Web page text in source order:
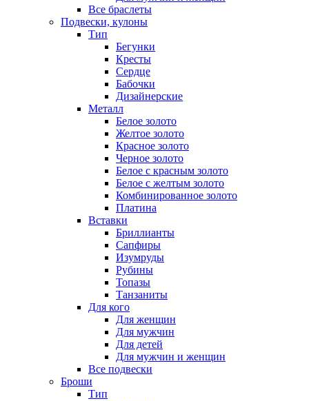
Все браслеты
Подвески, кулоны
Тип
Бегунки
Кресты
Сердце
Бабочки
Дизайнерские
Металл
Белое золото
Желтое золото
Красное золото
Черное золото
Белое с красным золото
Белое с желтым золото
Комбинированное золото
Платина
Вставки
Бриллианты
Сапфиры
Изумруды
Рубины
Топазы
Танзаниты
Для кого
Для женщин
Для мужчин
Для детей
Для мужчин и женщин
Все подвески
Броши
Тип